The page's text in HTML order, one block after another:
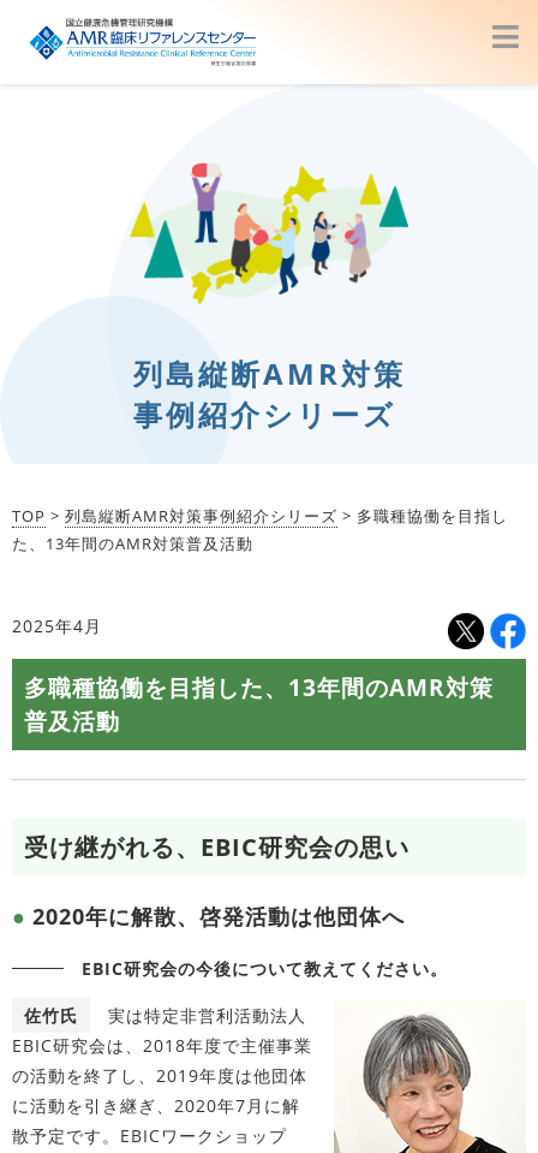
列島縦断AMR対策
事例紹介シリーズ
TOP > 列島縦断AMR対策事例紹介シリーズ > 多職種協働を目指し
た、13年間のAMR対策普及活動
2025年4月
多職種協働を目指した、13年間のAMR対策
普及活動
受け継がれる、EBIC研究会の思い
2020年に解散、啓発活動は他団体へ
EBIC研究会の今後について教えてください。
佐竹氏
実は特定非営利活動法人
EBIC研究会は、2018年度で主催事業
の活動を終了し、2019年度は他団体
に活動を引き継ぎ、2020年7月に解
散予定です。EBICワークショップ